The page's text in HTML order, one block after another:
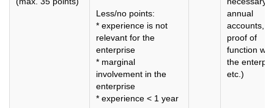
Less/no points:
* experience is not
relevant for the
enterprise
* marginal
involvement in the
enterprise
* experience < 1 year
annual
accounts,
proof of
function
the
etc.)